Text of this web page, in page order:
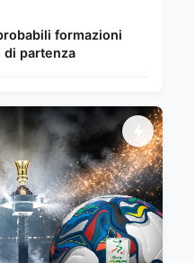
formazioni
di partenza